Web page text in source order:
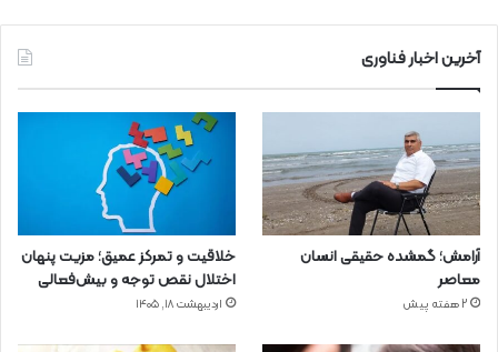
آخرین اخبار فناوری
آرامش؛ گمشده حقیقی انسان
معاصر
2 هفته پیش
خلاقیت و تمرکز عمیق؛ مزیت پنهان
اختلال نقص توجه و بیش‌فعالی
اردیبهشت ۱۸, ۱۴۰۵